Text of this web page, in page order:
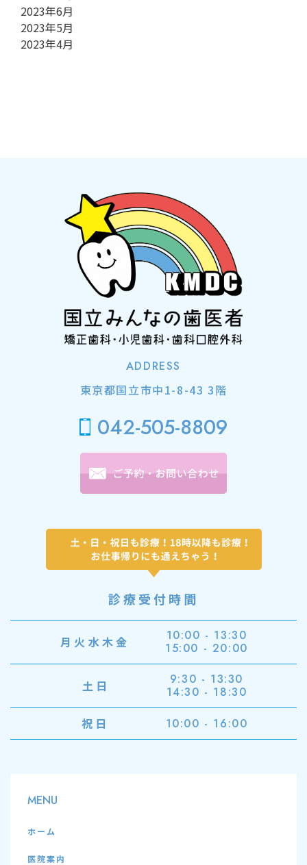
2023年6月
2023年5月
2023年4月
ADDRESS
東京都国立市中1-8-43 3階
042-505-8809
診療受付時間
月火水木金
10:00 - 13:30
15:00 - 20:00
土日
9:30 - 13:30
14:30 - 18:30
祝日 10:00 - 16:00
MENU
ホーム
医院案内